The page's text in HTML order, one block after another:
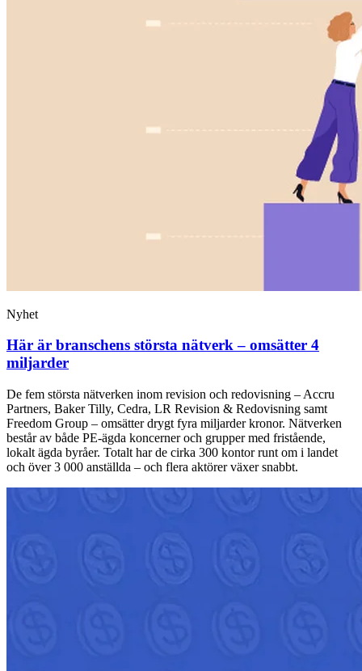
Nyhet
Här är branschens största nätverk – omsätter 4
miljarder
De fem största nätverken inom revision och redovisning – Accru
Partners, Baker Tilly, Cedra, LR Revision & Redovisning samt
Freedom Group – omsätter drygt fyra miljarder kronor. Nätverken
består av både PE-ägda koncerner och grupper med fristående,
lokalt ägda byråer. Totalt har de cirka 300 kontor runt om i landet
och över 3 000 anställda – och flera aktörer växer snabbt.